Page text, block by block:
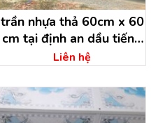
trần nhựa thả 60cm x 60
cm tại định an dầu tiếng
– bình dương
Liên hệ